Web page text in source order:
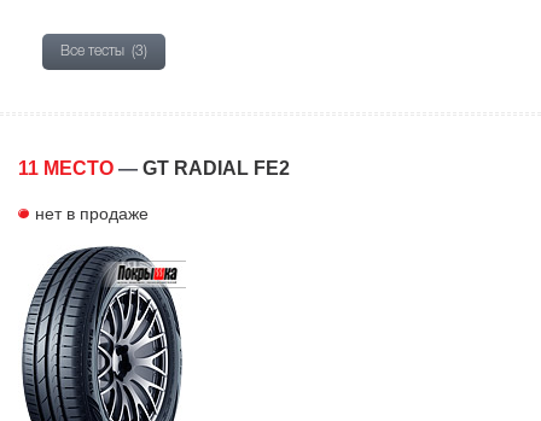
Все тесты (3)
11 МЕСТО — GT RADIAL FE2
нет в продаже